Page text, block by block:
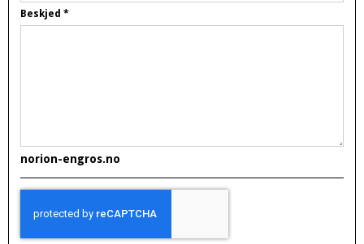
Beskjed *
norion-engros.no